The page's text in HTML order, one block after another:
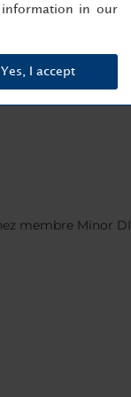
abrite également
membre Minor
in our
Yes, I accept